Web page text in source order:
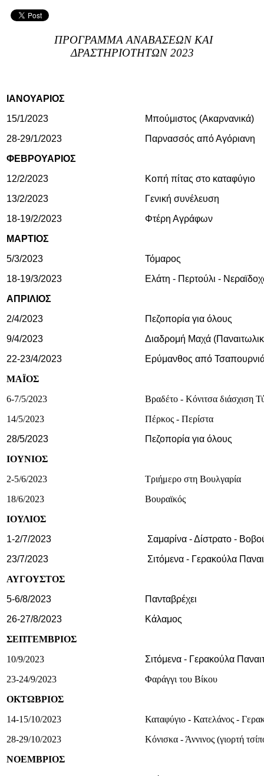
ΠΡΟΓΡΑΜΜΑ ΑΝΑΒΑΣΕΩΝ ΚΑΙ
ΔΡΑΣΤΗΡΙΟΤΗΤΩΝ 2023
ΙΑΝΟΥΑΡΙΟΣ
15/1/2023
Μπούμιστος (Ακαρνανικά)
28-29/1/2023
Παρνασσός από Αγόριανη
ΦΕΒΡΟΥΑΡΙΟΣ
12/2/2023
Κοπή πίτας στο καταφύγιο
13/2/2023
Γενική συνέλευση
18-19/2/2023
Φτέρη Αγράφων
ΜΑΡΤΙΟΣ
5/3/2023
Τόμαρος
18-19/3/2023
Ελάτη - Περτούλι -
ΑΠΡΙΛΙΟΣ
2/4/2023
Πεζοπορία για όλους
9/4/2023
Διαδρομή Μαχά
22-23/4/2023
Ερύμανθος από Τσαπουρνιά
ΜΑΪΟΣ
6-7/5/2023
Βραδέτο - Κόνιτσα διάσχιση
14/5/2023
Πέρκος - Περίστα
28/5/2023
Πεζοπορία για όλους
ΙΟΥΝΙΟΣ
2-5/6/2023
Τριήμερο στη Βουλγαρία
18/6/2023
Βουραϊκός
ΙΟΥΛΙΟΣ
1-2/7/2023
Σαμαρίνα - Δίστρατο -
23/7/2023
Σιτόμενα - Γερακούλα
ΑΥΓΟΥΣΤΟΣ
5-6/8/2023
Πανταβρέχει
26-27/8/2023
Κάλαμος
ΣΕΠΤΕΜΒΡΙΟΣ
10/9/2023
Σιτόμενα - Γερακούλα
23-24/9/2023
Φαράγγι του Βίκου
ΟΚΤΩΒΡΙΟΣ
14-15/10/2023
Καταφύγιο - Κατελάνος -
28-29/10/2023
Κόνισκα - Άννινος (γιορτή
ΝΟΕΜΒΡΙΟΣ